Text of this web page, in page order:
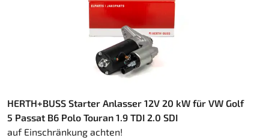
HERTH+BUSS Starter Anlasser 12V 20 kW für VW Golf
5 Passat B6 Polo Touran 1.9 TDI 2.0 SDI
auf Einschränkung achten!